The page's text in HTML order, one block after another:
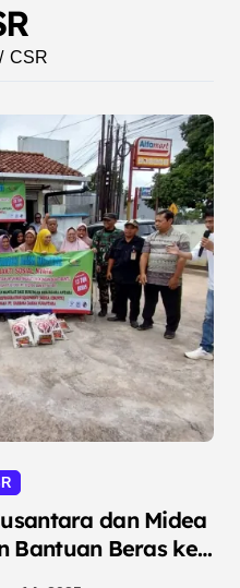
CSR
dan Midea
Bantuan Beras ke
yang Terdampak